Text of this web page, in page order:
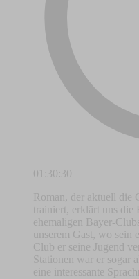
01:30:30
Roman, der aktuell die
trainiert, erklärt uns die
ehemaligen Bayer-
unserem Gast, wo sein
Club er seine Jugend
Stationen war er sogar
eine interessante